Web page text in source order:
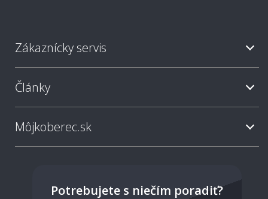
Môžete mi koberec aj položiť?
Viete mi pomôcť so zameraním miestnosti?
Zákaznícky servis
Články
Môjkoberec.sk
Potrebujete s niečím poradiť?